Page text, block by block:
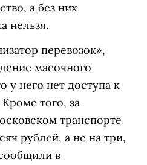
а без них
нельзя.
перевозок»,
масочного
у него нет доступа к
Кроме того, за
транспорте
рублей, а не на три,
в